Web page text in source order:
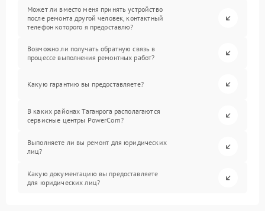
Может ли вместо меня принять устройство
после ремонта другой человек, контактный
телефон которого я предоставлю?
Возможно ли получать обратную связь в
процессе выполнения ремонтных работ?
Какую гарантию вы предоставляете?
В каких районах Таганрога располагаются
сервисные центры PowerCom?
Выполняете ли вы ремонт для юридических
лиц?
Какую документацию вы предоставляете
для юридических лиц?